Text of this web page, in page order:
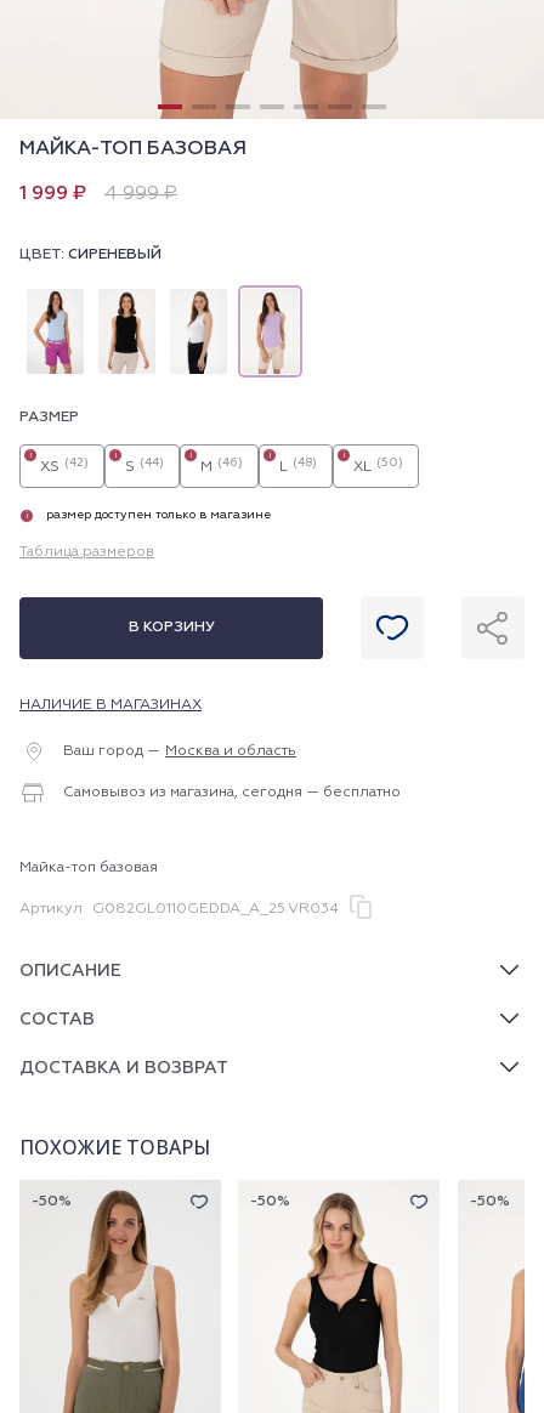
МАЙКА-ТОП БАЗОВАЯ
1 999 ₽ 4 999 ₽
ЦВЕТ: СИРЕНЕВЫЙ
РАЗМЕР
XS (42)
i
S (44)
i
M (46)
i
L (48)
i
XL (50)
i
i размер доступен только в магазине
Таблица размеров
В КОРЗИНУ
НАЛИЧИЕ В МАГАЗИНАХ
Ваш город — Москва и область
Самовывоз из магазина, сегодня — бесплатно
Майка-топ базовая
Артикул G082GL0110GEDDA_A_25.VR034
ОПИСАНИЕ
СОСТАВ
ДОСТАВКА И ВОЗВРАТ
ПОХОЖИЕ ТОВАРЫ
-50% -50% -50%